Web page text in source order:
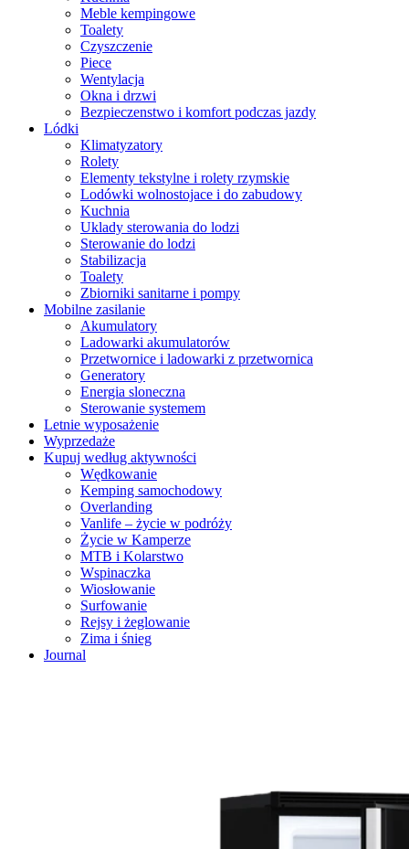
Meble kempingowe
Toalety
Czyszczenie
Piece
Wentylacja
Okna i drzwi
Bezpieczenstwo i komfort podczas jazdy
Lódki
Klimatyzatory
Rolety
Elementy tekstylne i rolety rzymskie
Lodówki wolnostojace i do zabudowy
Kuchnia
Uklady sterowania do lodzi
Sterowanie do lodzi
Stabilizacja
Toalety
Zbiorniki sanitarne i pompy
Mobilne zasilanie
Akumulatory
Ladowarki akumulatorów
Przetwornice i ladowarki z przetwornica
Generatory
Energia sloneczna
Sterowanie systemem
Letnie wyposażenie
Wyprzedaże
Kupuj według aktywności
Wędkowanie
Kemping samochodowy
Overlanding
Vanlife – życie w podróży
Życie w Kamperze
MTB i Kolarstwo
Wspinaczka
Wiosłowanie
Surfowanie
Rejsy i żeglowanie
Zima i śnieg
Journal